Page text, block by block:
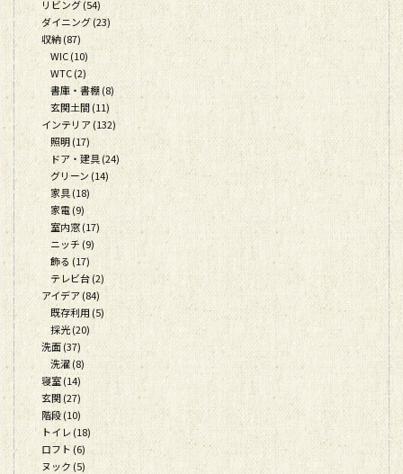
リビング (54)
ダイニング (23)
収納 (87)
WIC (10)
WTC (2)
書庫・書棚 (8)
玄関土間 (11)
インテリア (132)
照明 (17)
ドア・建具 (24)
グリーン (14)
家具 (18)
家電 (9)
室内窓 (17)
ニッチ (9)
飾る (17)
テレビ台 (2)
アイデア (84)
既存利用 (5)
採光 (20)
洗面 (37)
洗濯 (8)
寝室 (14)
玄関 (27)
階段 (10)
トイレ (18)
ロフト (6)
ヌック (5)